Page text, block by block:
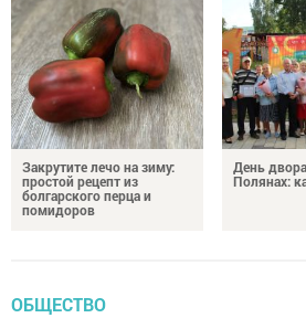
Закрутите лечо на зиму:
простой рецепт из
болгарского перца и
помидоров
День
Полянах:
ОБЩЕСТВО